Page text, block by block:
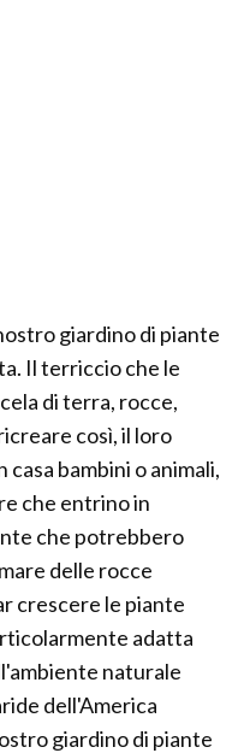
giardino di piante
Il terriccio che le
di terra, rocce,
così, il loro
bambini o animali,
che entrino in
che potrebbero
delle rocce
crescere le piante
adatta
naturale
dell'America
giardino di piante